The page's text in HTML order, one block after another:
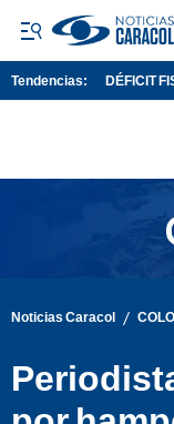
Tendencias: DÉFICIT
Noticias Caracol /